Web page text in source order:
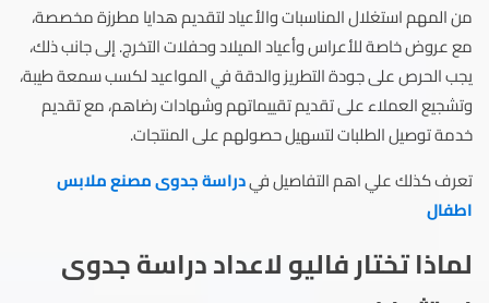
من المهم استغلال المناسبات والأعياد لتقديم هدايا مطرزة مخصصة،
مع عروض خاصة للأعراس وأعياد الميلاد وحفلات التخرج. إلى جانب ذلك،
يجب الحرص على جودة التطريز والدقة في المواعيد لكسب سمعة طيبة،
وتشجيع العملاء على تقديم تقييماتهم وشهادات رضاهم، مع تقديم
خدمة توصيل الطلبات لتسهيل حصولهم على المنتجات.
تعرف كذلك علي اهم التفاصيل فيدراسة جدوى مصنع ملابس
اطفال
لماذا تختار فاليو لاعداد دراسة جدوى